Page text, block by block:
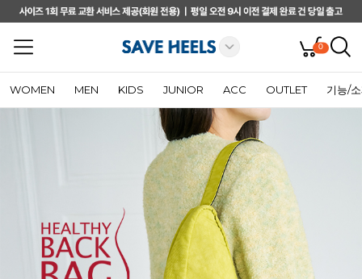
0
WOMEN MEN KIDS JUNIOR ACC OUTLET 기능/